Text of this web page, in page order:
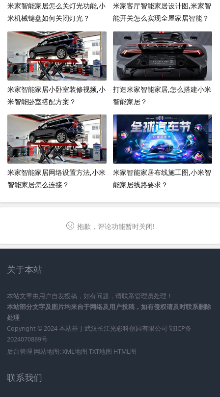
米家智能家居怎么关灯光功能,小
米机械键盘如何关闭灯光？
米家客厅智能家居设计图,米家智
能开关怎么实现全屋家居智能？
米家智能家居小卧室装修视频,小
米智能卧室搭配方案？
打造米家智能家居,怎么搭建小米
智能家居？
米家智能家居网络设置方法,小米
智能家居怎么连接？
米家智能家居布线施工图,小米智
能家居线路要求？
抱歉，评论功能暂时关闭!
关于本站
本站文章由用户自发投稿，如有问题，请联系管理员处理！
本站部分文字及图片均来自于网络及用户投稿，如有侵权请及时联系删除
处理
Copyright © 2024 本站基于武汉长江光彩科创园有限公司 鄂ICP备
2024070889号
后台管理 网站地图: XML地图 TXT地图 HTML图
联系我们